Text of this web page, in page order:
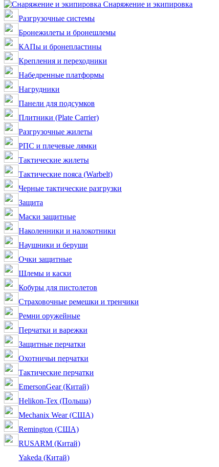
Снаряжение и экипировка
Разгрузочные системы
Бронежилеты и бронешлемы
КАПы и бронепластины
Крепления и переходники
Набедренные платформы
Нагрудники
Панели для подсумков
Плитники (Plate Carrier)
Разгрузочные жилеты
РПС и плечевые лямки
Тактические жилеты
Тактические пояса (Warbelt)
Черные тактические разгрузки
Защита
Маски защитные
Наколенники и налокотники
Наушники и беруши
Очки защитные
Шлемы и каски
Кобуры для пистолетов
Страховочные ремешки и тренчики
Ремни оружейные
Перчатки и варежки
Защитные перчатки
Охотничьи перчатки
Тактические перчатки
EmersonGear (Китай)
Helikon-Tex (Польша)
Mechanix Wear (США)
Remington (США)
RUSARM (Китай)
Yakeda (Китай)